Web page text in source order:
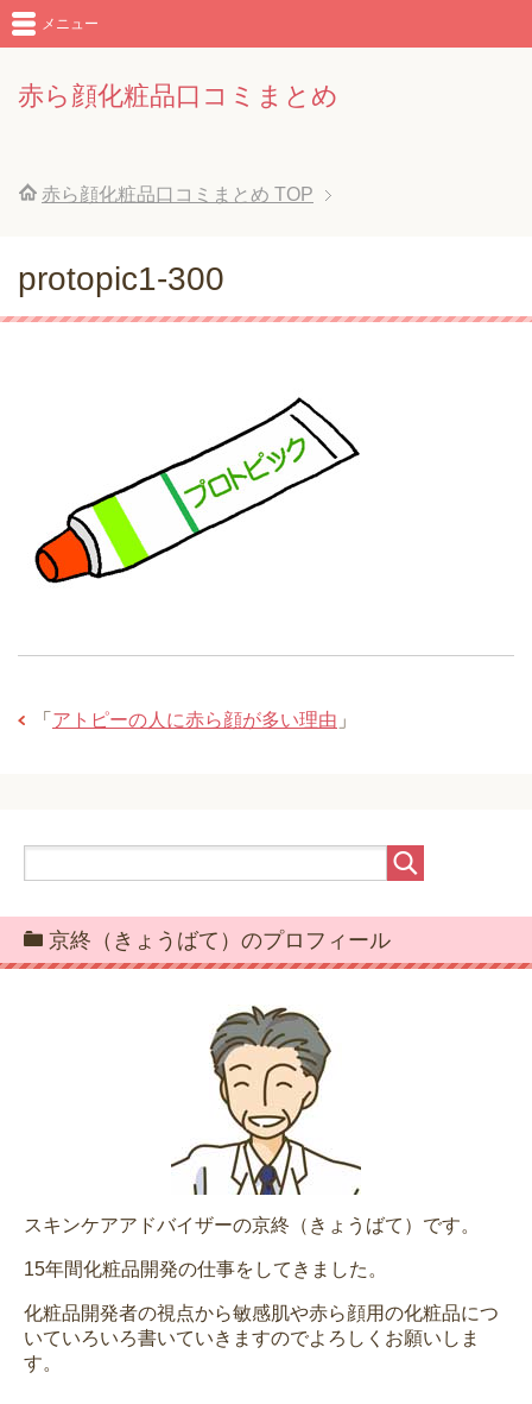
赤ら顔化粧品口コミまとめ
メニュー
赤ら顔化粧品口コミまとめ TOP
protopic1-300
「 アトピーの人に赤ら顔が多い理由 」
京終（きょうばて）のプロフィール
スキンケアアドバイザーの京終（きょうばて）です。
15年間化粧品開発の仕事をしてきました。
化粧品開発者の視点から敏感肌や赤ら顔用の化粧品につ
いていろいろ書いていきますのでよろしくお願いしま
す。